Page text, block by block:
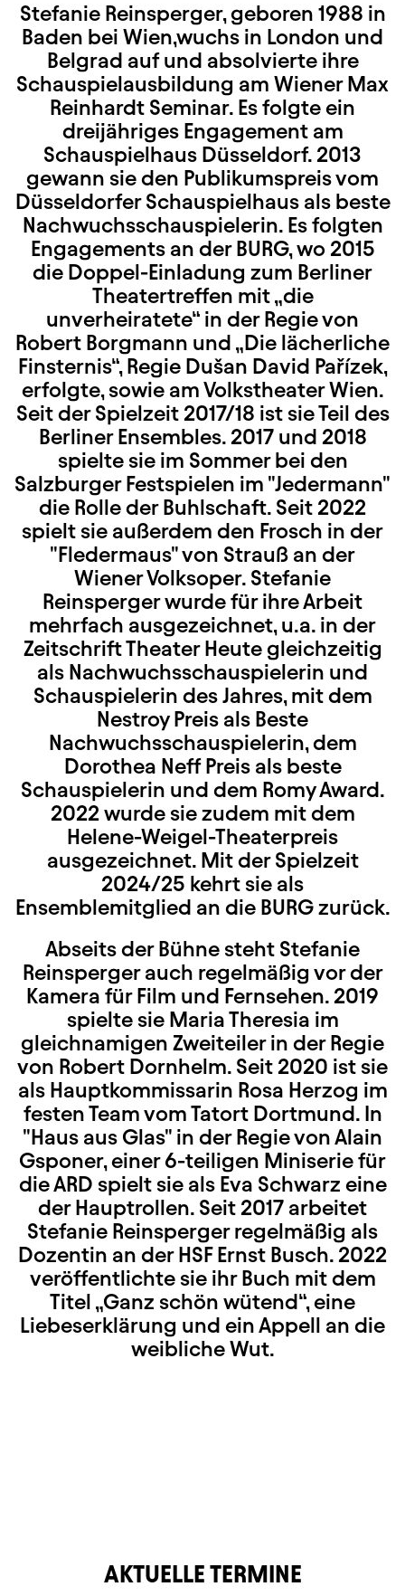
Stefanie Reinsperger, geboren 1988 in
Baden bei Wien,wuchs in London und
Belgrad auf und absolvierte ihre
Schauspielausbildung am Wiener Max
Reinhardt Seminar. Es folgte ein
dreijähriges Engagement am
Schauspielhaus Düsseldorf. 2013
gewann sie den Publikumspreis vom
Düsseldorfer Schauspielhaus als beste
Nachwuchsschauspielerin. Es folgten
Engagements an der BURG, wo 2015
die Doppel-Einladung zum Berliner
Theatertreffen mit „die
unverheiratete“ in der Regie von
Robert Borgmann und „Die lächerliche
Finsternis“, Regie Dušan David Pařízek,
erfolgte, sowie am Volkstheater Wien.
Seit der Spielzeit 2017/18 ist sie Teil des
Berliner Ensembles. 2017 und 2018
spielte sie im Sommer bei den
Salzburger Festspielen im "Jedermann"
die Rolle der Buhlschaft. Seit 2022
spielt sie außerdem den Frosch in der
"Fledermaus" von Strauß an der
Wiener Volksoper. Stefanie
Reinsperger wurde für ihre Arbeit
mehrfach ausgezeichnet, u.a. in der
Zeitschrift Theater Heute gleichzeitig
als Nachwuchsschauspielerin und
Schauspielerin des Jahres, mit dem
Nestroy Preis als Beste
Nachwuchsschauspielerin, dem
Dorothea Neff Preis als beste
Schauspielerin und dem Romy Award.
2022 wurde sie zudem mit dem
Helene-Weigel-Theaterpreis
ausgezeichnet. Mit der Spielzeit
2024/25 kehrt sie als
Ensemblemitglied an die BURG zurück.
Abseits der Bühne steht Stefanie
Reinsperger auch regelmäßig vor der
Kamera für Film und Fernsehen. 2019
spielte sie Maria Theresia im
gleichnamigen Zweiteiler in der Regie
von Robert Dornhelm. Seit 2020 ist sie
als Hauptkommissarin Rosa Herzog im
festen Team vom Tatort Dortmund. In
"Haus aus Glas" in der Regie von Alain
Gsponer, einer 6-teiligen Miniserie für
die ARD spielt sie als Eva Schwarz eine
der Hauptrollen. Seit 2017 arbeitet
Stefanie Reinsperger regelmäßig als
Dozentin an der HSF Ernst Busch. 2022
veröffentlichte sie ihr Buch mit dem
Titel „Ganz schön wütend“, eine
Liebeserklärung und ein Appell an die
weibliche Wut.
AKTUELLE TERMINE